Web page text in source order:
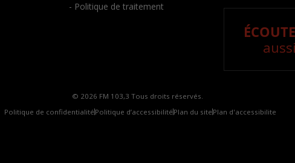
- Politique de traitement
© 2026 FM 103,3 Tous droits réservés.
Politique de confidentialité Politique d’accessibilité Plan du site Plan d'accessibilite